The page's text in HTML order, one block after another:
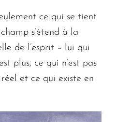
ce qui se tient
s’étend à la
de l’esprit – lui qui
plus, ce qui n’est pas
et ce qui existe en